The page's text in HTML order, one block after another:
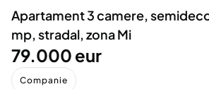
Apartament 3 camere,
mp, stradal, zona Mi
79.000 eur
Companie